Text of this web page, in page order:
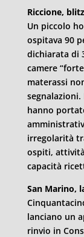
Riccione,
Un piccolo
ospitava 90
dichiarata di
camere
materassi
hanno
irregolarità
ospiti,
capacità
San Marino,
lanciano un
rinvio in